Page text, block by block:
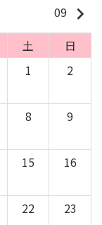
09 keyboard_arrow_right
土
日
1 2
8 9
15 16
22 23